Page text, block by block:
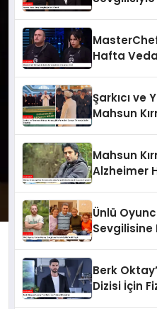
Hafta Veda
Şarkıcı ve
Mahsun
Mahsun
Alzheimer
Ünlü
Sevgilisine
Berk
Dizisi İçin